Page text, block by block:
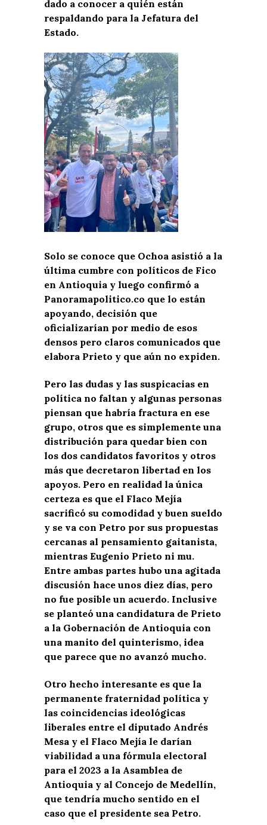
dado a conocer a quién están
respaldando para la Jefatura del
Estado.
Solo se conoce que Ochoa asistió a la
última cumbre con políticos de Fico
en Antioquia y luego confirmó a
Panoramapolitico.co que lo están
apoyando, decisión que
oficializarían por medio de esos
densos pero claros comunicados que
elabora Prieto y que aún no expiden.
Pero las dudas y las suspicacias en
política no faltan y algunas personas
piensan que habría fractura en ese
grupo, otros que es simplemente una
distribución para quedar bien con
los dos candidatos favoritos y otros
más que decretaron libertad en los
apoyos. Pero en realidad la única
certeza es que el Flaco Mejía
sacrificó su comodidad y buen sueldo
y se va con Petro por sus propuestas
cercanas al pensamiento gaitanista,
mientras Eugenio Prieto ni mu.
Entre ambas partes hubo una agitada
discusión hace unos diez días, pero
no fue posible un acuerdo. Inclusive
se planteó una candidatura de Prieto
a la Gobernación de Antioquia con
una manito del quinterismo, idea
que parece que no avanzó mucho.
Otro hecho interesante es que la
permanente fraternidad política y
las coincidencias ideológicas
liberales entre el diputado Andrés
Mesa y el Flaco Mejía le darían
viabilidad a una fórmula electoral
para el 2023 a la Asamblea de
Antioquia y al Concejo de Medellín,
que tendría mucho sentido en el
caso que el presidente sea Petro.